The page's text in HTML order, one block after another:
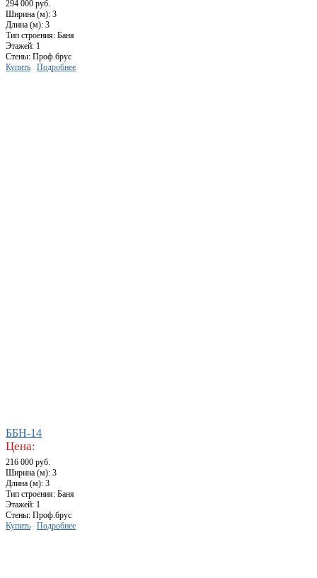
294 000 руб.
Ширина (м): 3
Длина (м): 3
Тип строения: Баня
Этажей: 1
Стены: Проф.брус
Купить
Подробнее
ББН-14
Цена:
216 000 руб.
Ширина (м): 3
Длина (м): 3
Тип строения: Баня
Этажей: 1
Стены: Проф.брус
Купить
Подробнее